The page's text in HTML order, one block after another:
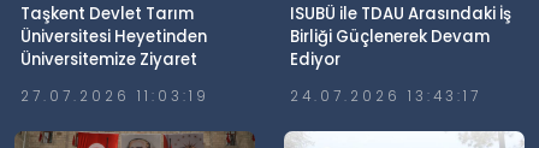
Taşkent Devlet Tarım
Üniversitesi Heyetinden
Üniversitemize Ziyaret
27.07.2026 11:03:19
ISUBÜ ile TDAU Arasındaki İş
Birliği Güçlenerek Devam
Ediyor
24.07.2026 13:43:17